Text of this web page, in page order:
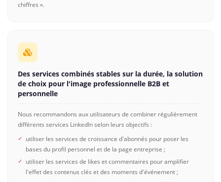
chiffres ».
Des services combinés stables sur la durée, la solution
de choix pour l'image professionnelle B2B et
personnelle
Nous recommandons aux utilisateurs de combiner régulièrement
différents services LinkedIn selon leurs objectifs :
utiliser les services de croissance d'abonnés pour poser les
bases du profil personnel et de la page entreprise ;
utiliser les services de likes et commentaires pour amplifier
l'effet des contenus clés et des moments d'événement ;